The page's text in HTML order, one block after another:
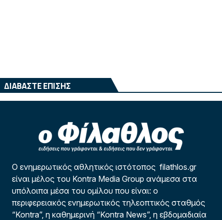
ΔΙΑΒΑΣΤΕ ΕΠΙΣΗΣ
Ο ενημερωτικός αθλητικός ιστότοπος filathlos.gr
είναι μέλος του Kontra Media Group ανάμεσα στα
υπόλοιπα μέσα του ομίλου που είναι: ο
περιφερειακός ενημερωτικός τηλεοπτικός σταθμός
“Kontra”, η καθημερινή “Kontra News”, η εβδομαδιαία